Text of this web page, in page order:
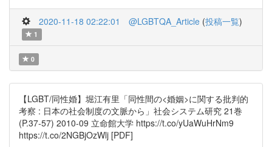
2020-11-18 02:22:01 @LGBTQA_Article (投稿一覧)
1
0
【LGBT/同性婚】堀江有里「同性間の<婚姻>に関する批判的
考察 : 日本の社会制度の文脈から」社会システム研究 21巻
(P.37-57) 2010-09 立命館大学 https://t.co/yUaWuHrNm9
https://t.co/2NGBjOzWlj [PDF]